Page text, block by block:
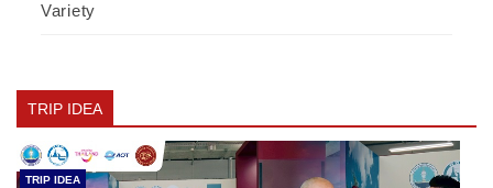
Variety
TRIP IDEA
TRIP IDEA